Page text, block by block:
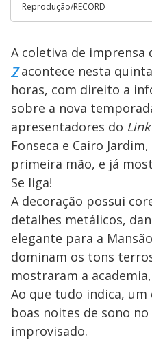
Reprodução/RECORD
A coletiva de imprensa
7acontece nesta
horas, com direito a
sobre a nova
apresentadores do
Fonseca e Cairo
primeira mão, e já
Se liga!
A decoração possui
detalhes metálicos,
elegante para a
dominam os tons
mostraram a
Ao que tudo indica, um
boas noites de sono
improvisado.